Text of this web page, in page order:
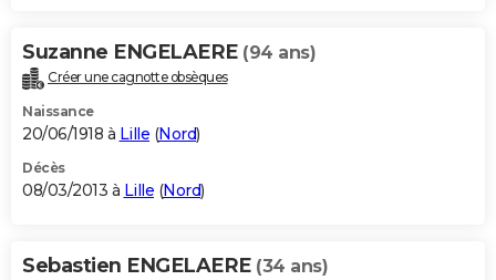
Suzanne ENGELAERE (94 ans)
Créer une cagnotte obsèques
Naissance
20/06/1918 à Lille (Nord)
Décès
08/03/2013 à Lille (Nord)
Sebastien ENGELAERE (34 ans)